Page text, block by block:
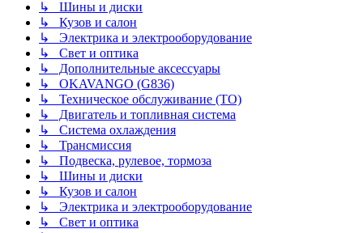
↳ Шины и диски
↳ Кузов и салон
↳ Электрика и электрооборудование
↳ Свет и оптика
↳ Дополнительные аксессуары
↳ OKAVANGO (G836)
↳ Техническое обслуживание (ТО)
↳ Двигатель и топливная система
↳ Система охлаждения
↳ Трансмиссия
↳ Подвеска, рулевое, тормоза
↳ Шины и диски
↳ Кузов и салон
↳ Электрика и электрооборудование
↳ Свет и оптика